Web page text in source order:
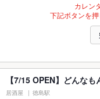
カレン
下記ボタンを押
【7/15 OPEN】どんなも
居酒屋 徳島駅